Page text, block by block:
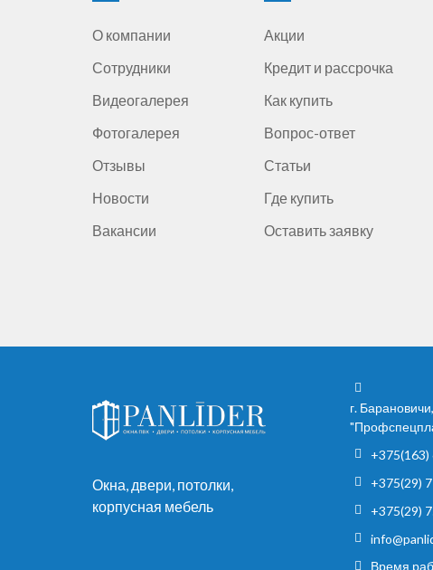
О компании
Сотрудники
Видеогалерея
Фотогалерея
Отзывы
Новости
Вакансии
Акции
Кредит и рассрочка
Как купить
Вопрос-ответ
Статьи
Где купить
Оставить заявку
Окна, двери, потолки,
корпусная мебель
г.
+375(29)
+375(29)
Время